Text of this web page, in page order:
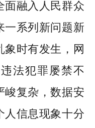
面融入人民群众
一系列新问题新
象时有发生，网
法犯罪屡禁不
峻复杂，数据安
人信息现象十分